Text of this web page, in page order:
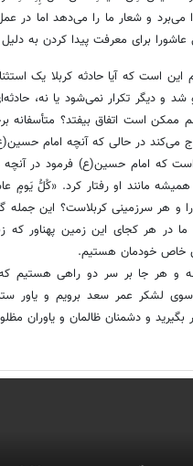
می‌برد و شعار ما را می‌دهد اما در
عاشورا برای معرفت پیدا کردن به
است که آیا حادثه کربلا یک
و دیگر تکرار نمی‌شود یا نه،
ممکن است اتفاق بیفتد؟ متأسفانه
می‌کند در حالی که آنچه امام
که امام حسین(ع) فرمود در آنچه
مانند او رفتار کرد. «کُلُّ یَومٍ
و هر سرزمینی کربلاست؟ این
در هر کجای این زمین پهناور
خاص خودمان هستیم.
و هر جا بر سر دو راهی هستیم که
سوی لشکر عمر سعد برویم و یاور
و دشمنان ظالمان و یاوران